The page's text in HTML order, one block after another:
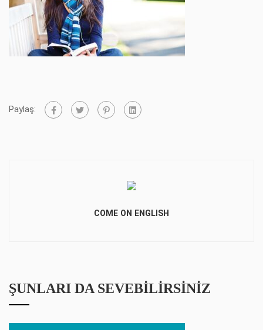
Paylaş:
COME ON ENGLISH
ŞUNLARI DA SEVEBILIRSINIZ